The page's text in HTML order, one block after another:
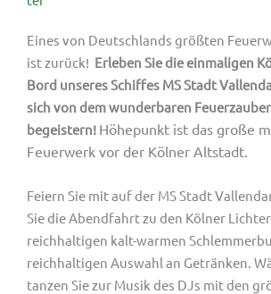
Eines von Deutschlands größten
ist zurück! Erleben Sie die einmaligen
Bord unseres Schiffes MS Stadt
sich von dem wunderbaren
begeistern! Höhepunkt ist das große
Feuerwerk vor der Kölner Altstadt.
Feiern Sie mit auf der MS Stadt
Sie die Abendfahrt zu den Kölner
reichhaltigen kalt-warmen
reichhaltigen Auswahl an Getränken.
tanzen Sie zur Musik des DJs mit den